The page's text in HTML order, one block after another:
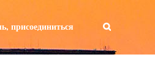
присоединиться